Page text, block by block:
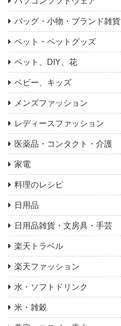
バッグ・小物・ブランド雑貨
ペット・ペットグッズ
ペット、DIY、花
ベビー、キッズ
メンズファッション
レディースファッション
医薬品・コンタクト・介護
家電
料理のレシピ
日用品
日用品雑貨・文房具・手芸
楽天トラベル
楽天ファッション
水・ソフトドリンク
米・雑穀